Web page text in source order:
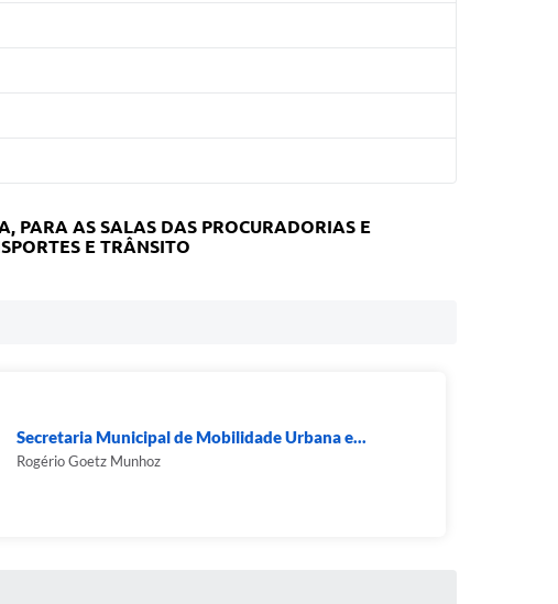
PARA AS SALAS DAS PROCURADORIAS E
E TRÂNSITO
Secretaria Municipal de Mobilidade Urbana e...
Rogério Goetz Munhoz